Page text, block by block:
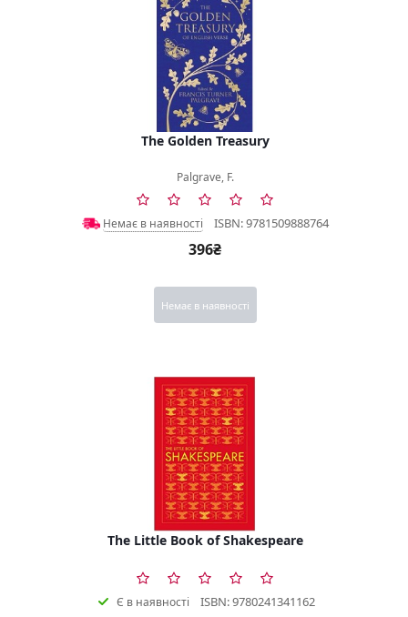
The Golden Treasury
Palgrave, F.
Немає в наявності ISBN: 9781509888764
396₴
Немає в наявності
The Little Book of Shakespeare
Є в наявності ISBN: 9780241341162